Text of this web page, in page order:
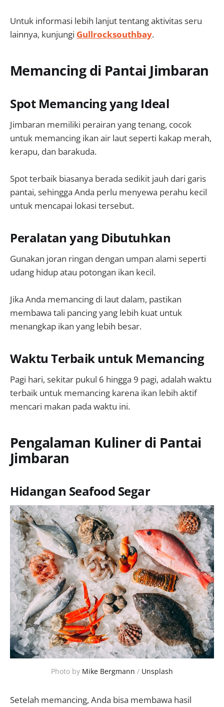
Untuk informasi lebih lanjut tentang aktivitas seru
lainnya, kunjungi Gullrocksouthbay.
Memancing di Pantai Jimbaran
Spot Memancing yang Ideal
Jimbaran memiliki perairan yang tenang, cocok
untuk memancing ikan air laut seperti kakap merah,
kerapu, dan barakuda.
Spot terbaik biasanya berada sedikit jauh dari garis
pantai, sehingga Anda perlu menyewa perahu kecil
untuk mencapai lokasi tersebut.
Peralatan yang Dibutuhkan
Gunakan joran ringan dengan umpan alami seperti
udang hidup atau potongan ikan kecil.
Jika Anda memancing di laut dalam, pastikan
membawa tali pancing yang lebih kuat untuk
menangkap ikan yang lebih besar.
Waktu Terbaik untuk Memancing
Pagi hari, sekitar pukul 6 hingga 9 pagi, adalah waktu
terbaik untuk memancing karena ikan lebih aktif
mencari makan pada waktu ini.
Pengalaman Kuliner di Pantai
Jimbaran
Hidangan Seafood Segar
Photo by Mike Bergmann / Unsplash
Setelah memancing, Anda bisa membawa hasil